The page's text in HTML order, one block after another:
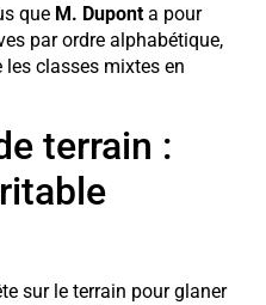
que M. Dupont a pour
par ordre alphabétique,
les classes mixtes en
terrain :
sur le terrain pour glaner